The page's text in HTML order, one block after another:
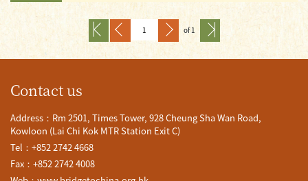
of 1
Contact us
Address：Rm 2501, Times Tower, 928 Cheung Sha Wan Road,
Kowloon (Lai Chi Kok MTR Station Exit C)
Tel：+852 2742 4668
Fax：+852 2742 4008